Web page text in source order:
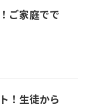
ご家庭でで
！生徒から